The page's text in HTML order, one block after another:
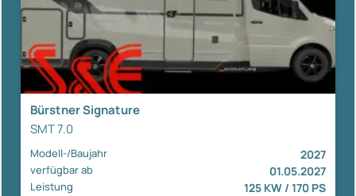
Bürstner Signature
SMT 7.0
Modell-/Baujahr 2027
verfügbar ab 01.05.2027
Leistung 125 KW / 170 PS